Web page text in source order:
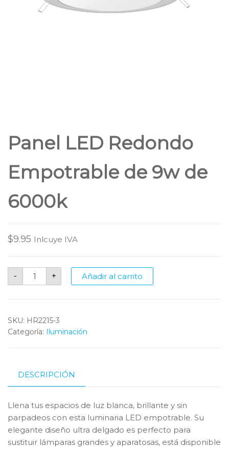
Panel LED Redondo
Empotrable de 9w de
6000k
$9.95 Inlcuye IVA
-
Panel
LED
Redondo
de
6000k
cantidad
+ Añadir al carrito
SKU: HR2215-3
Categoría: Iluminación
DESCRIPCIÓN
Llena tus espacios de luz blanca, brillante y sin
parpadeos con esta luminaria LED empotrable. Su
elegante diseño ultra delgado es perfecto para
sustituir lámparas grandes y aparatosas, está disponible